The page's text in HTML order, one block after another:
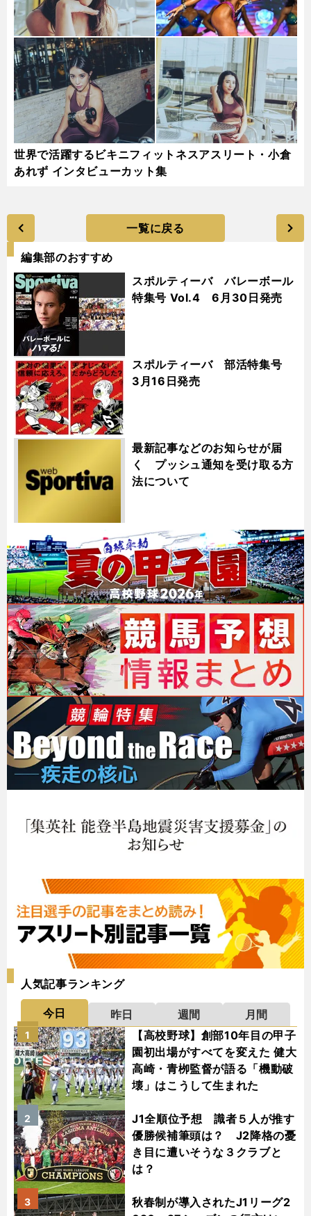
世界で活躍するビキニフィットネスアスリート・小倉
あれず インタビューカット集
一覧に戻る
編集部のおすすめ
スポルティーバ バレーボール
特集号 Vol.4 6月30日発売
スポルティーバ 部活特集号
3月16日発売
最新記事などのお知らせが届
く プッシュ通知を受け取る方
法について
人気記事ランキング
今日 昨日 週間
月間
【高校野球】創部10年目の甲子
園初出場がすべてを変えた 健大
高崎・青栁監督が語る「機動破
壊」はこうして生まれた
1
J1全順位予想 識者５人が推す
優勝候補筆頭は？ J2降格の憂
き目に遭いそうな３クラブと
は？
2
秋春制が導入されたJ1リーグ2
3